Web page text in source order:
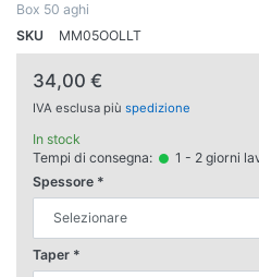
Box 50 aghi
SKU
MM05OOLLT
34,00 €
IVA esclusa più spedizione
In stock
Tempi di consegna:
1 - 2 giorni
Spessore
Taper